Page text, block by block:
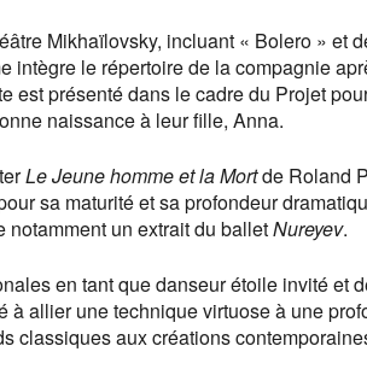
Mikhaïlovsky, incluant « Bolero » et
intègre le répertoire de la compagnie
est présenté dans le cadre du Projet
naissance à leur fille, Anna.
Le Jeune homme et la Mortde Roland
sa maturité et sa profondeur
un extrait du balletNureyev.
en tant que danseur étoile invité et
à allier une technique virtuose à une
classiques aux créations